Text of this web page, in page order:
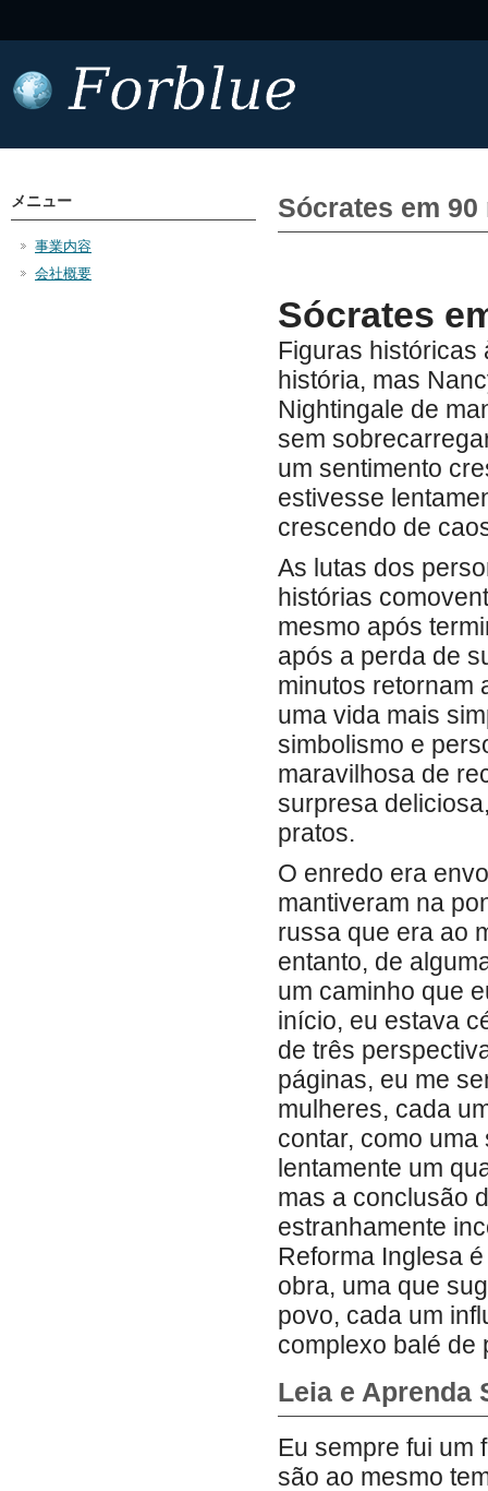
Sócrates em
Sócrates
Figuras históricas
história, mas
Nightingale de
sem
um sentimento
estivesse
crescendo de
As lutas dos
histórias
mesmo após
após a perda de
minutos retornam
uma vida mais
simbolismo e
maravilhosa de
surpresa
pratos.
O enredo era
mantiveram na
russa que era ao
entanto, de
um caminho que
início, eu estava
de três
páginas, eu me
mulheres, cada
contar, como
lentamente um
mas a conclusão
estranhamente
Reforma Inglesa
obra, uma que
povo, cada um
complexo balé de
Leia e Aprenda
Eu sempre fui um
são ao mesmo
メニュー
事業内容
会社概要